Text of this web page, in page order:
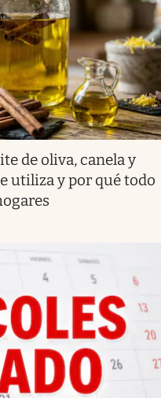
de oliva, canela y
utiliza y por qué todo